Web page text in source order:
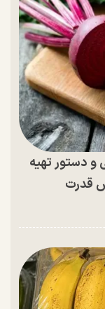
و دستور تهیه
قدرت